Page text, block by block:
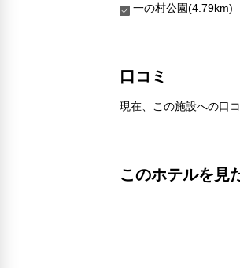
一の村公園(4.79km)
口コミ
現在、この施設への口
このホテルを見